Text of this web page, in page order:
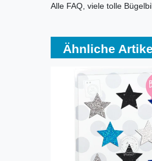
Alle FAQ, viele tolle
Ähnliche